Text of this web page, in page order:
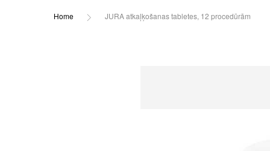
Home JURA atkaļķošanas tabletes, 12 procedūrām